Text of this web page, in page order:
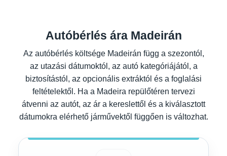
Autóbérlés ára Madeirán
Az autóbérlés költsége Madeirán függ a szezontól,
az utazási dátumoktól, az autó kategóriájától, a
biztosítástól, az opcionális extráktól és a foglalási
feltételektől. Ha a Madeira repülőtéren tervezi
átvenni az autót, az ár a kereslettől és a kiválasztott
dátumokra elérhető járművektől függően is változhat.